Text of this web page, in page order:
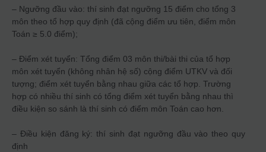
– Ngưỡng đầu vào: thí sinh đạt ngưỡng 15 điểm cho tổng 3
môn theo tổ hợp quy định (đã cộng điểm ưu tiên, điểm môn
Toán ≥ 5.0 điểm);
– Điểm xét tuyển: Tổng điểm 03 môn thi/bài thi của tổ hợp
môn xét tuyển (không nhân hệ số) cộng điểm UTKV và đối
tượng; điểm xét tuyển bằng nhau giữa các tổ hợp. Trường
hợp có nhiều thí sinh có tổng điểm xét tuyển bằng nhau thì
điều kiện so sánh là thí sinh có điểm môn Toán cao hơn.
– Điều kiện đăng ký: thí sinh đạt ngưỡng đầu vào theo quy
định